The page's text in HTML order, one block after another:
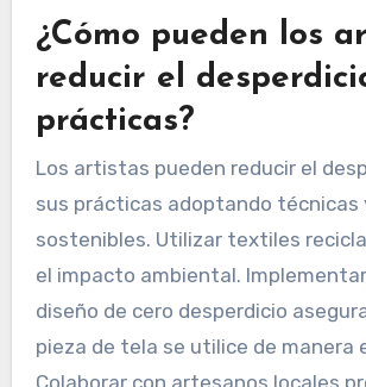
¿Cómo pueden los
reducir el
prácticas?
Los artistas pueden reducir el
sus prácticas adoptando técnicas
sostenibles. Utilizar textiles
el impacto ambiental.
diseño de cero desperdicio
pieza de tela se utilice de manera
Colaborar con artesanos locales